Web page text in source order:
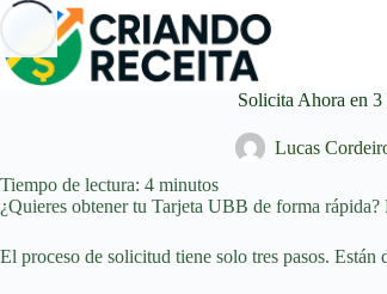
Saltar
contenido
Solicita Ahora en
Lucas
Tiempo de lectura: 4 minutos
¿Quieres obtener tu Tarjeta UBB de forma
El proceso de solicitud tiene solo tres pasos. Están